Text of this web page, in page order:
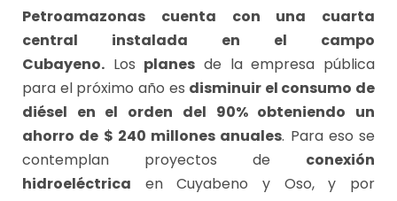
Petroamazonas cuenta con una cuarta
central instalada en el campo
Cubayeno. Los planes de la empresa pública
para el próximo año es disminuir el consumo de
diésel en el orden del 90% obteniendo un
ahorro de $ 240 millones anuales. Para eso se
contemplan proyectos de conexión
hidroeléctrica en Cuyabeno y Oso, y por